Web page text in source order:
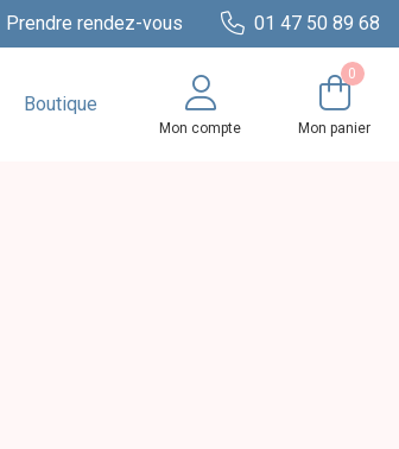
Prendre rendez-vous 01 47 50 89 68
Boutique
Mon compte
0
Mon panier